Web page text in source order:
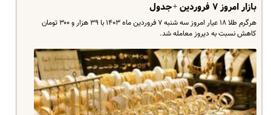
بازار امروز ۷ فروردین +جدول
هرگرم طلا ۱۸ عیار امروز سه شنبه ۷ فروردین ماه ۱۴۰۳ با ۳۹ هزار و ۳۰۰ تومان
کاهش نسبت به دیروز معامله شد.